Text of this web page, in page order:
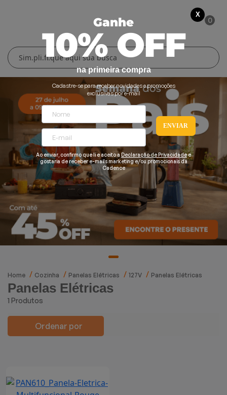
0
Home Cozinha Panelas Elétricas 127V Panelas Elétricas
Panelas Elétricas
1 Produtos
Ordenar por
X
Ganhe
10% OFF
na primeira compra
Cadastre-se para receber novidades e promoções
exclusivas por e-mail
ENVIAR
Ao enviar, confirmo que li e aceito a Declaração de Privacidadee
gostaria de receber e-mails marketing e/ou promocionais da
Cadence
Cozinha
Blenders
Liquidificadores
Grills e Sanduicheiras
Chaleiras Elétricas
Cafeteiras
Fritadeiras
Mixers
Coifas
Panelas Elétricas
Máquina de Waffle
Lar
Ferros e Passadeiras
Conforto Térmico
Aquecedores
Climatizadores
Ventiladores
Cuidados Pessoais
Escovas Secadoras
Secadores
Cortadores de Cabelo
Pranchas